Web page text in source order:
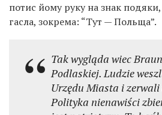
потис йому руку на знак
гасла, зокрема: “Тут — Польща”.
Tak wygląda wiec
Podlaskiej. Ludzie
Urzędu Miasta i
Polityka nienawiści